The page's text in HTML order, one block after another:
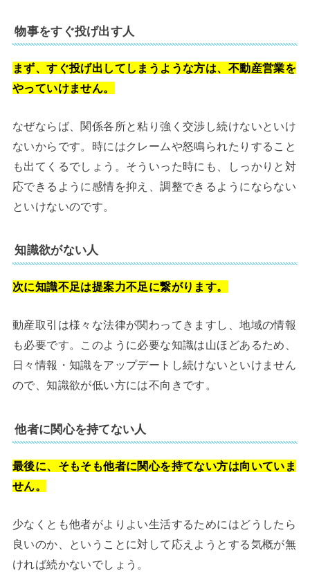
物事をすぐ投げ出す人
まず、すぐ投げ出してしまうような方は、不動産営業を
やっていけません。
なぜならば、関係各所と粘り強く交渉し続けないといけ
ないからです。時にはクレームや怒鳴られたりすること
も出てくるでしょう。そういった時にも、しっかりと対
応できるように感情を抑え、調整できるようにならない
といけないのです。
知識欲がない人
次に知識不足は提案力不足に繋がります。
動産取引は様々な法律が関わってきますし、地域の情報
も必要です。このように必要な知識は山ほどあるため、
日々情報・知識をアップデートし続けないといけません
ので、知識欲が低い方には不向きです。
他者に関心を持てない人
最後に、そもそも他者に関心を持てない方は向いていま
せん。
少なくとも他者がよりよい生活するためにはどうしたら
良いのか、ということに対して応えようとする気概が無
ければ続かないでしょう。